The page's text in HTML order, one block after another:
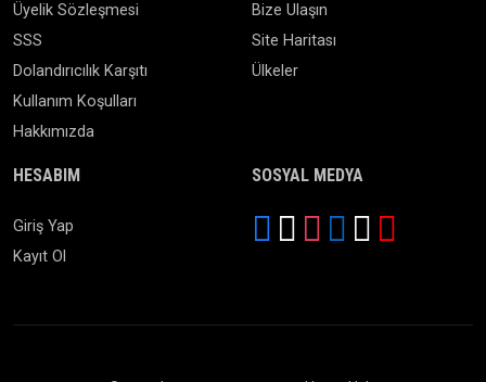
Üyelik Sözleşmesi
SSS
Dolandırıcılık Karşıtı
Kullanım Koşulları
Hakkımızda
Bize Ulaşın
Site Haritası
Ülkeler
HESABIM
Giriş Yap
Kayıt Ol
SOSYAL MEDYA